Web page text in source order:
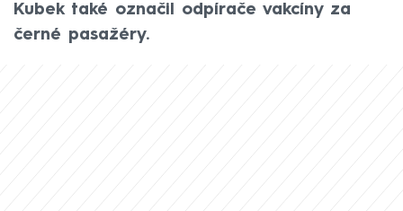
Kubek také označil odpírače vakcíny za
černé pasažéry.